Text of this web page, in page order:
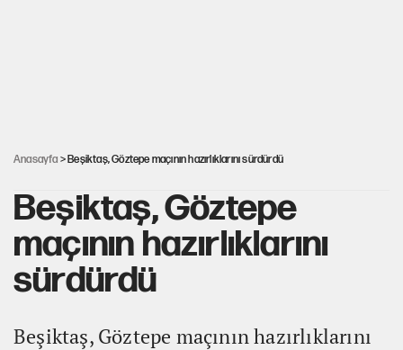
Anasayfa > Beşiktaş, Göztepe maçının hazırlıklarını sürdürdü
Beşiktaş, Göztepe
maçının hazırlıklarını
sürdürdü
Beşiktaş, Göztepe maçının hazırlıklarını